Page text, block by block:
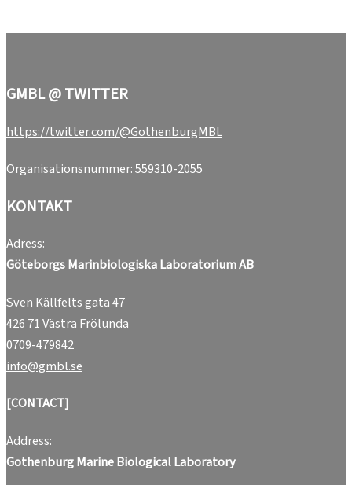
GMBL @ TWITTER
https://twitter.com/@GothenburgMBL
Organisationsnummer: 559310-2055
KONTAKT
Adress:
Göteborgs Marinbiologiska LaboratoriumAB
Sven Källfelts gata 47
426 71 Västra Frölunda
0709-479842
info@gmbl.se
[CONTACT]
Address:
Gothenburg Marine Biological Laboratory